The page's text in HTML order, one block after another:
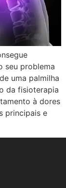
seu problema
uma palmilha
da fisioterapia
à dores
principais e